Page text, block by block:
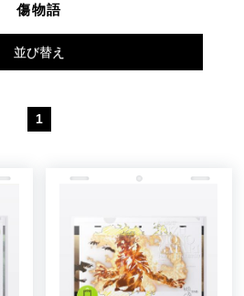
傷物語
並び替え
1